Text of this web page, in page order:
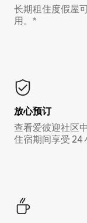
长期租住度假屋
用。*
放心预订
查看爱彼迎社区
住宿期间享受 24